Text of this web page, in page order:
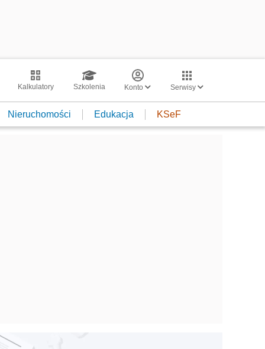
Kalkulatory Szkolenia Konto Serwisy
Nieruchomości Edukacja KSeF